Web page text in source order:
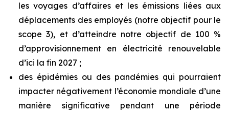
les voyages d’affaires et les émissions liées aux
déplacements des employés (notre objectif pour le
scope 3), et d’atteindre notre objectif de 100 %
d’approvisionnement en électricité renouvelable
d’ici la fin 2027 ;
des épidémies ou des pandémies qui pourraient
impacter négativement l’économie mondiale d’une
manière significative pendant une période